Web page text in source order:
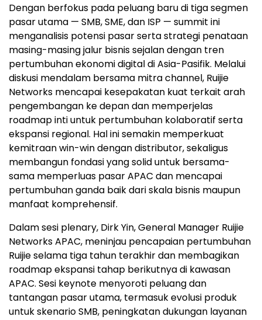
Dengan berfokus pada peluang baru di tiga segmen
pasar utama — SMB, SME, dan ISP — summit ini
menganalisis potensi pasar serta strategi penataan
masing-masing jalur bisnis sejalan dengan tren
pertumbuhan ekonomi digital di Asia-Pasifik. Melalui
diskusi mendalam bersama mitra channel, Ruijie
Networks mencapai kesepakatan kuat terkait arah
pengembangan ke depan dan memperjelas
roadmap inti untuk pertumbuhan kolaboratif serta
ekspansi regional. Hal ini semakin memperkuat
kemitraan win-win dengan distributor, sekaligus
membangun fondasi yang solid untuk bersama-
sama memperluas pasar APAC dan mencapai
pertumbuhan ganda baik dari skala bisnis maupun
manfaat komprehensif.
Dalam sesi plenary, Dirk Yin, General Manager Ruijie
Networks APAC, meninjau pencapaian pertumbuhan
Ruijie selama tiga tahun terakhir dan membagikan
roadmap ekspansi tahap berikutnya di kawasan
APAC. Sesi keynote menyoroti peluang dan
tantangan pasar utama, termasuk evolusi produk
untuk skenario SMB, peningkatan dukungan layanan